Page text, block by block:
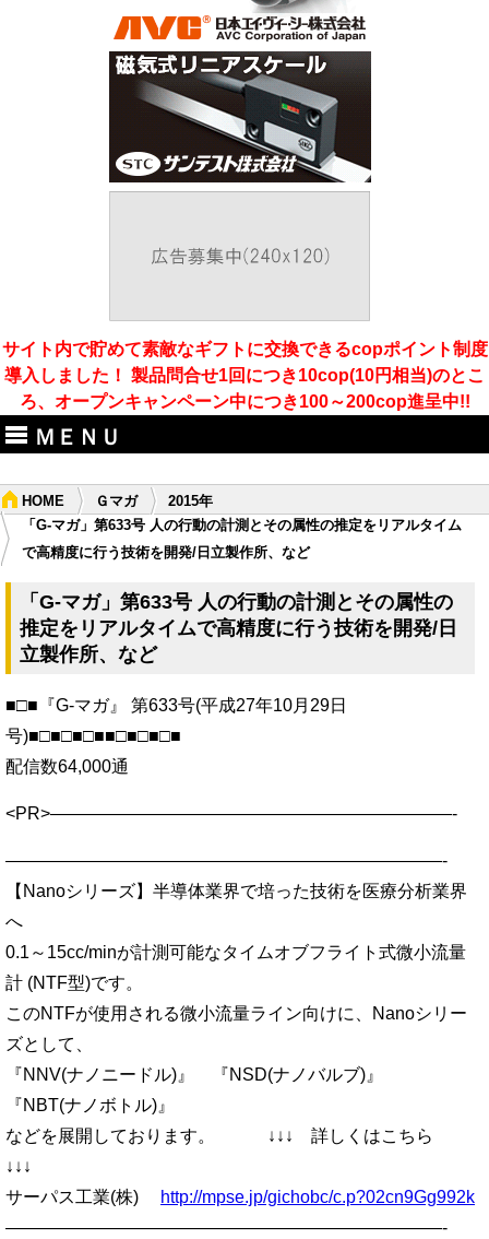
サイト内で貯めて素敵なギフトに交換できるcopポイント制度
導入しました！ 製品問合せ1回につき10cop(10円相当)のとこ
ろ、オープンキャンペーン中につき100～200cop進呈中!!
ＭＥＮＵ
HOME Ｇマガ
2015年
「G-マガ」第633号 人の行動の計測とその属性の推定をリアルタイム
で高精度に行う技術を開発/日立製作所、など
「G-マガ」第633号 人の行動の計測とその属性の
推定をリアルタイムで高精度に行う技術を開発/日
立製作所、など
■□■『G-マガ』 第633号(平成27年10月29日
号)■□■□■□■■□■□■□■
配信数64,000通
<PR>———————————————————————-
—————————————————————————-
【Nanoシリーズ】半導体業界で培った技術を医療分析業界
へ
0.1～15cc/minが計測可能なタイムオブフライト式微小流量
計 (NTF型)です。
このNTFが使用される微小流量ライン向けに、Nanoシリー
ズとして、
『NNV(ナノニードル)』 『NSD(ナノバルブ)』
『NBT(ナノボトル)』
などを展開しております。 ↓↓↓ 詳しくはこちら
↓↓↓
サーパス工業(株)
http://mpse.jp/gichobc/c.p?02cn9Gg992k
—————————————————————————-